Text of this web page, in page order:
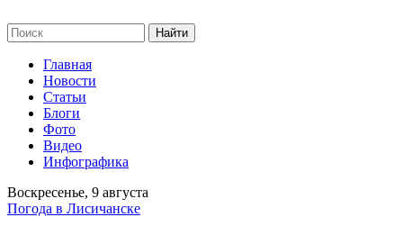
Главная
Новости
Статьи
Блоги
Фото
Видео
Инфографика
Воскресенье, 9 августа
Погода в Лисичанске